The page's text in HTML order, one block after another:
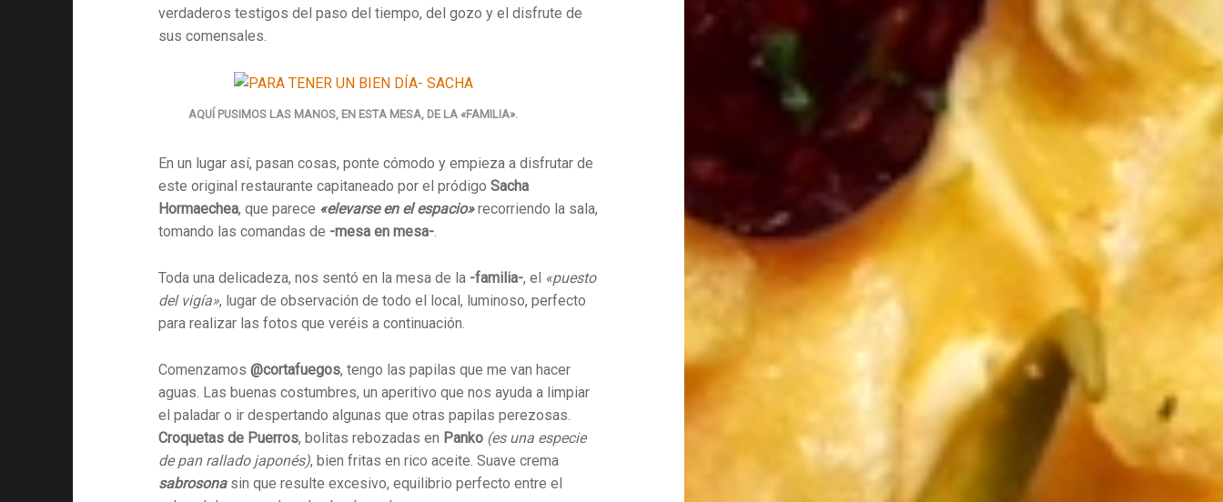
verdaderos testigos del paso del tiempo, del gozo y el disfrute de
sus comensales.
AQUÍ PUSIMOS LAS MANOS, EN ESTA MESA, DE LA «FAMILIA».
En un lugar así, pasan cosas, ponte cómodo y empieza a disfrutar de
este original restaurante capitaneado por el pródigoSacha
Hormaechea, que parece «elevarse en el espacio»recorriendo la sala,
tomando las comandas de -mesa en mesa-
Toda una delicadeza, nos sentó en la mesa de la -familia-, el «puesto
del vigía», lugar de observación de todo el local, luminoso, perfecto
para realizar las fotos que veréis a continuación.
Comenzamos@cortafuegos, tengo las papilas que me van hacer
aguas. Las buenas costumbres, un aperitivo que nos ayuda a limpiar
el paladar o ir despertando algunas que otras papilas perezosas.
Croquetas de Puerros, bolitas rebozadas en Panko (es una especie
de pan rallado japonés), bien fritas en rico aceite. Suave crema
sabrosonasin que resulte excesivo, equilibrio perfecto entre el